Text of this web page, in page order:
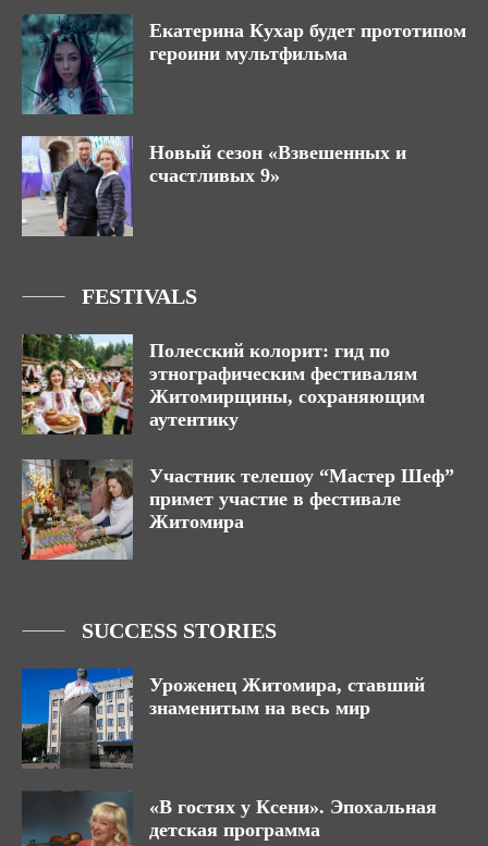
Екатерина Кухар будет прототипом
героини мультфильма
Новый сезон «Взвешенных и
счастливых 9»
FESTIVALS
Полесский колорит: гид по
этнографическим фестивалям
Житомирщины, сохраняющим
аутентику
Участник телешоу “Мастер Шеф”
примет участие в фестивале
Житомира
SUCCESS STORIES
Уроженец Житомира, ставший
знаменитым на весь мир
«В гостях у Ксени». Эпохальная
детская программа